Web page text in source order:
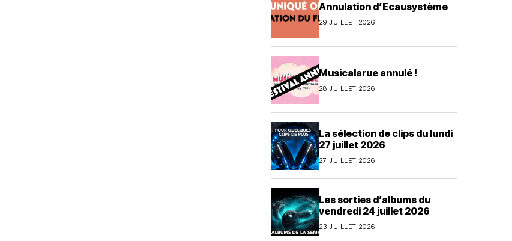
Annulation d’Ecausystème
29 JUILLET 2026
Musicalarue annulé !
28 JUILLET 2026
La sélection de clips du lundi
27 juillet 2026
27 JUILLET 2026
Les sorties d’albums du
vendredi 24 juillet 2026
23 JUILLET 2026